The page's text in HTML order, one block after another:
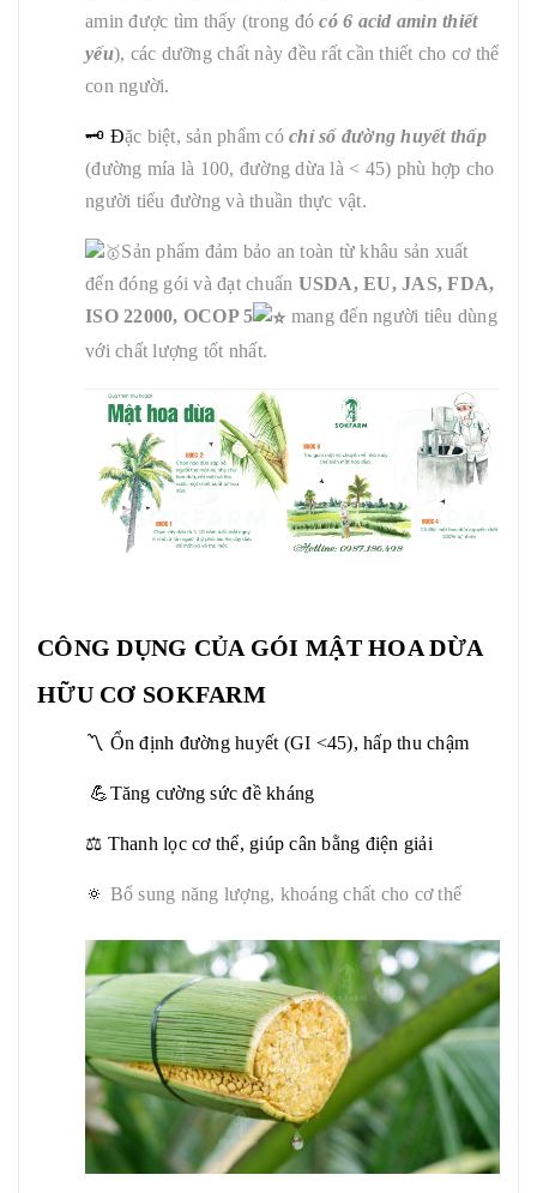
amin được tìm thấy (trong đócó 6 acid amin thiết
yếu), các dưỡng chất này đều rất cần thiết cho cơ thể
con người.
🗝 Đặc biệt, sản phẩm có chỉ số đường huyết thấp
(đường mía là 100, đường dừa là < 45) phù hợp cho
người tiểu đường và thuần thực vật.
Sản phẩm đảm bảo an toàn từ khâu sản xuất
đến đóng gói và đạt chuẩn USDA, EU, JAS, FDA,
ISO 22000, OCOP 5
mang đến người tiêu dùng
với chất lượng tốt nhất.
CÔNG DỤNG CỦA GÓIMẬT HOA DỪA
HỮU CƠ SOKFARM
〽️ Ổn định đường huyết (GI <45), hấp thu chậm
💪Tăng cường sức đề kháng
⚖️ Thanh lọc cơ thể, giúp cân bằng điện giải
🔅 Bổ sung năng lượng, khoáng chất cho cơ thể